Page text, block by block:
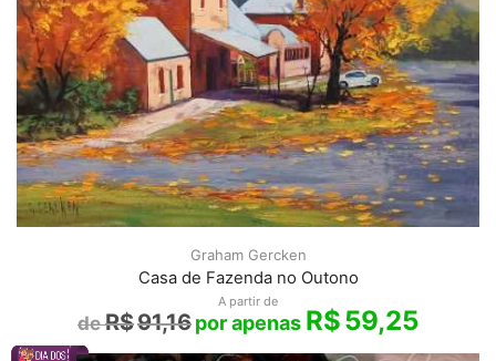
Graham Gercken
Casa de Fazenda no Outono
A partir de
R$91,16 R$59,25